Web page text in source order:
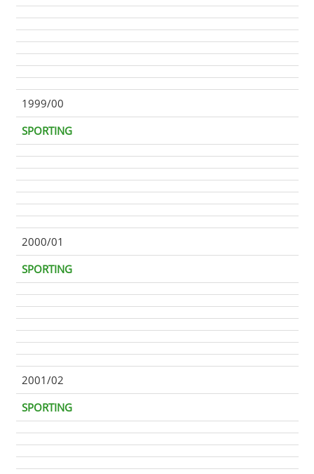
1999/00
SPORTING
2000/01
SPORTING
2001/02
SPORTING